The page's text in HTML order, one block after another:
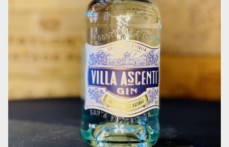
Politique de confidentialité
Politique de cookies (UE)
Qui sommes nous ?
Validation de la commande
Wishlist